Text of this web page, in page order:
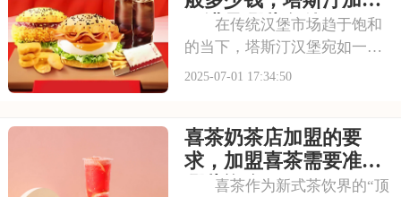
古茗投资预
要满足哪些条件
在传统汉堡市场趋于饱和
的当下，塔斯汀汉堡宛如一股
清流，以创新的姿态闯入大众
独特的商业模式所吸引，想要
借助塔斯汀的品牌力量开启自
己的创业之路。那么
2025-07-01 17:34:50
喜茶奶茶店加盟的要
求，加盟喜茶需要准备
哪些资金
喜茶作为新式茶饮界的“顶